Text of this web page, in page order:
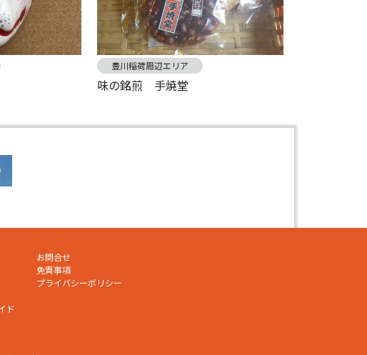
豊川稲荷周辺エリア
味の銘煎 手焼堂
ド
お問合せ
免責事項
プライバシーポリシー